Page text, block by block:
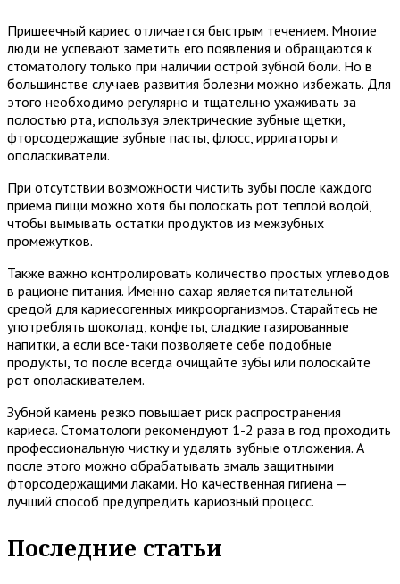
Пришеечный кариес отличается быстрым течением. Многие
люди не успевают заметить его появления и обращаются к
стоматологу только при наличии острой зубной боли. Но в
большинстве случаев развития болезни можно избежать. Для
этого необходимо регулярно и тщательно ухаживать за
полостью рта, используя электрические зубные щетки,
фторсодержащие зубные пасты, флосс, ирригаторы и
ополаскиватели.
При отсутствии возможности чистить зубы после каждого
приема пищи можно хотя бы полоскать рот теплой водой,
чтобы вымывать остатки продуктов из межзубных
промежутков.
Также важно контролировать количество простых углеводов
в рационе питания. Именно сахар является питательной
средой для кариесогенных микроорганизмов. Старайтесь не
употреблять шоколад, конфеты, сладкие газированные
напитки, а если все-таки позволяете себе подобные
продукты, то после всегда очищайте зубы или полоскайте
рот ополаскивателем.
Зубной камень резко повышает риск распространения
кариеса. Стоматологи рекомендуют 1-2 раза в год проходить
профессиональную чистку и удалять зубные отложения. А
после этого можно обрабатывать эмаль защитными
фторсодержащими лаками. Но качественная гигиена —
лучший способ предупредить кариозный процесс.
Последние статьи